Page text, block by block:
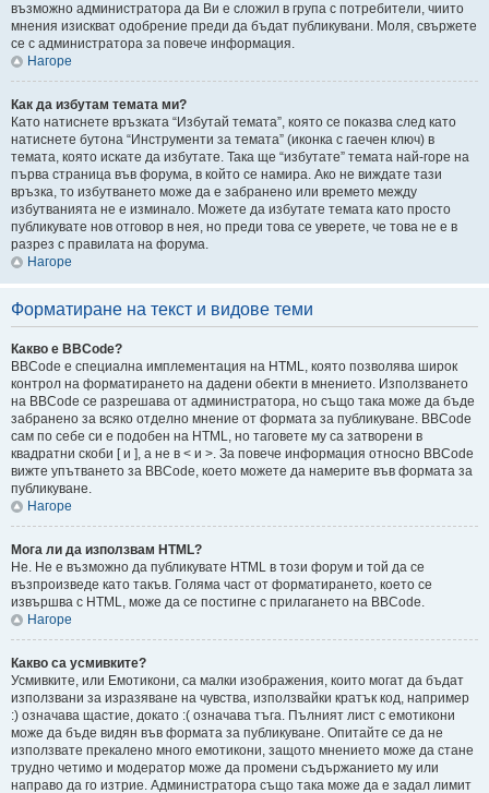
възможно администратора да Ви е сложил в група с потребители, чиито
мнения изискват одобрение преди да бъдат публикувани. Моля, свържете
се с администратора за повече информация.
Нагоре
Как да избутам темата ми?
Като натиснете връзката “Избутай темата”, която се показва след като
натиснете бутона “Инструменти за темата” (иконка с гаечен ключ) в
темата, която искате да избутате. Така ще “избутате” темата най-горе на
първа страница във форума, в който се намира. Ако не виждате тази
връзка, то избутването може да е забранено или времето между
избутванията не е изминало. Можете да избутате темата като просто
публикувате нов отговор в нея, но преди това се уверете, че това не е в
разрез с правилата на форума.
Нагоре
Форматиране на текст и видове теми
Какво е BBCode?
BBCode е специална имплементация на HTML, която позволява широк
контрол на форматирането на дадени обекти в мнението. Използването
на BBCode се разрешава от администратора, но също така може да бъде
забранено за всяко отделно мнение от формата за публикуване. BBCode
сам по себе си е подобен на HTML, но таговете му са затворени в
квадратни скоби [ и ], а не в < и >. За повече информация относно BBCode
вижте упътването за BBCode, което можете да намерите във формата за
публикуване.
Нагоре
Мога ли да използвам HTML?
Не. Не е възможно да публикувате HTML в този форум и той да се
възпроизведе като такъв. Голяма част от форматирането, което се
извършва с HTML, може да се постигне с прилагането на BBCode.
Нагоре
Какво са усмивките?
Усмивките, или Емотикони, са малки изображения, които могат да бъдат
използвани за изразяване на чувства, използвайки кратък код, например
:) означава щастие, докато :( означава тъга. Пълният лист с емотикони
може да бъде видян във формата за публикуване. Опитайте се да не
използвате прекалено много емотикони, защото мнението може да стане
трудно четимо и модератор може да промени съдържанието му или
направо да го изтрие. Администратора също така може да е задал лимит